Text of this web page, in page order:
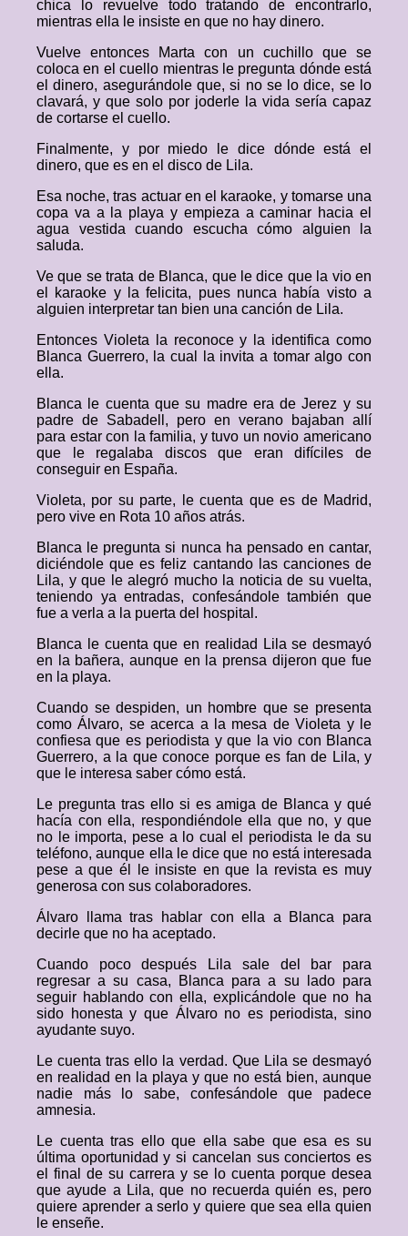
chica lo revuelve todo tratando de encontrarlo,
mientras ella le insiste en que no hay dinero.
Vuelve entonces Marta con un cuchillo que se
coloca en el cuello mientras le pregunta dónde está
el dinero, asegurándole que, si no se lo dice, se lo
clavará, y que solo por joderle la vida sería capaz
de cortarse el cuello.
Finalmente, y por miedo le dice dónde está el
dinero, que es en el disco de Lila.
Esa noche, tras actuar en el karaoke, y tomarse una
copa va a la playa y empieza a caminar hacia el
agua vestida cuando escucha cómo alguien la
saluda.
Ve que se trata de Blanca, que le dice que la vio en
el karaoke y la felicita, pues nunca había visto a
alguien interpretar tan bien una canción de Lila.
Entonces Violeta la reconoce y la identifica como
Blanca Guerrero, la cual la invita a tomar algo con
ella.
Blanca le cuenta que su madre era de Jerez y su
padre de Sabadell, pero en verano bajaban allí
para estar con la familia, y tuvo un novio americano
que le regalaba discos que eran difíciles de
conseguir en España.
Violeta, por su parte, le cuenta que es de Madrid,
pero vive en Rota 10 años atrás.
Blanca le pregunta si nunca ha pensado en cantar,
diciéndole que es feliz cantando las canciones de
Lila, y que le alegró mucho la noticia de su vuelta,
teniendo ya entradas, confesándole también que
fue a verla a la puerta del hospital.
Blanca le cuenta que en realidad Lila se desmayó
en la bañera, aunque en la prensa dijeron que fue
en la playa.
Cuando se despiden, un hombre que se presenta
como Álvaro, se acerca a la mesa de Violeta y le
confiesa que es periodista y que la vio con Blanca
Guerrero, a la que conoce porque es fan de Lila, y
que le interesa saber cómo está.
Le pregunta tras ello si es amiga de Blanca y qué
hacía con ella, respondiéndole ella que no, y que
no le importa, pese a lo cual el periodista le da su
teléfono, aunque ella le dice que no está interesada
pese a que él le insiste en que la revista es muy
generosa con sus colaboradores.
Álvaro llama tras hablar con ella a Blanca para
decirle que no ha aceptado.
Cuando poco después Lila sale del bar para
regresar a su casa, Blanca para a su lado para
seguir hablando con ella, explicándole que no ha
sido honesta y que Álvaro no es periodista, sino
ayudante suyo.
Le cuenta tras ello la verdad. Que Lila se desmayó
en realidad en la playa y que no está bien, aunque
nadie más lo sabe, confesándole que padece
amnesia.
Le cuenta tras ello que ella sabe que esa es su
última oportunidad y si cancelan sus conciertos es
el final de su carrera y se lo cuenta porque desea
que ayude a Lila, que no recuerda quién es, pero
quiere aprender a serlo y quiere que sea ella quien
le enseñe.